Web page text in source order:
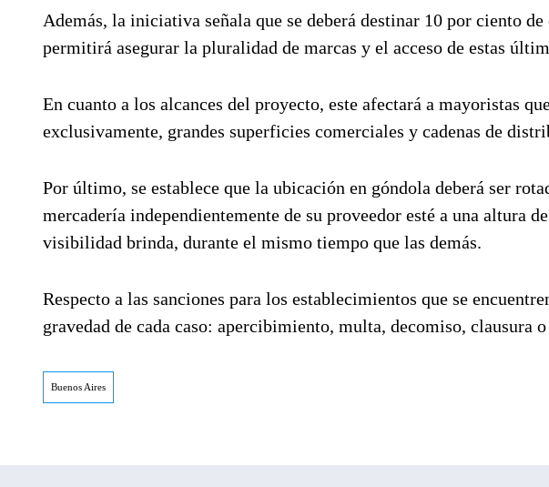
Además, la iniciativa señala que se deberá destinar 10 por ciento
permitirá asegurar la pluralidad de marcas y el acceso de estas
En cuanto a los alcances del proyecto, este afectará a mayoristas
exclusivamente, grandes superficies comerciales y cadenas de
Por último, se establece que la ubicación en góndola deberá ser
mercadería independientemente de su proveedor esté a una altura
visibilidad brinda, durante el mismo tiempo que las demás.
Respecto a las sanciones para los establecimientos que se
gravedad de cada caso: apercibimiento, multa, decomiso, clausura
Buenos Aires